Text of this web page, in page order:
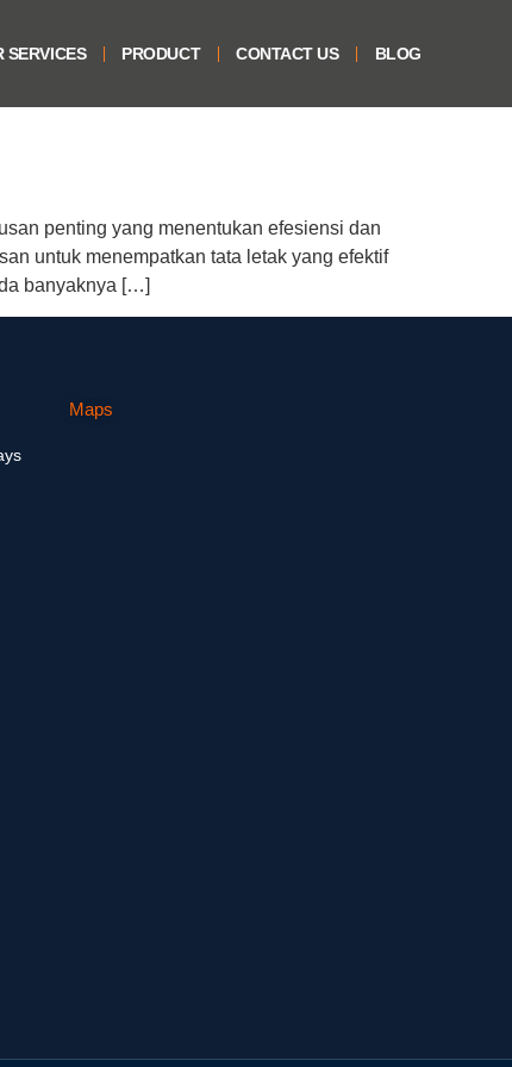
SERVICES PRODUCT CONTACT US BLOG
penting yang menentukan efesiensi dan
untuk menempatkan tata letak yang efektif
banyaknya […]
Maps